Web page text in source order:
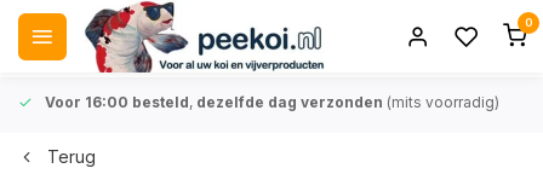
0
Voor 16:00 besteld, dezelfde dag verzonden (mits voorradig)
Terug